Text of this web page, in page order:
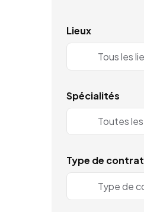
Lieux
Spécialités
Type de contrat